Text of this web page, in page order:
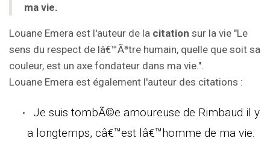
ma vie.
Louane Emera est l'auteur de la citation sur la vie "Le
sens du respect de lâ€™Ãªtre humain, quelle que soit sa
couleur, est un axe fondateur dans ma vie.".
Louane Emera est également l'auteur des citations :
Je suis tombÃ©e amoureuse de Rimbaud il y
a longtemps, câ€™est lâ€™homme de ma vie.